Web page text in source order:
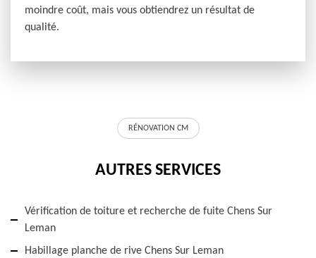
moindre coût, mais vous obtiendrez un résultat de
qualité.
RÉNOVATION CM
AUTRES SERVICES
Vérification de toiture et recherche de fuite Chens Sur
Leman
Habillage planche de rive Chens Sur Leman